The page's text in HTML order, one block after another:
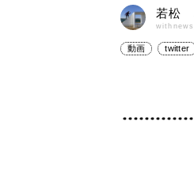
若松
withnews
動画 twitter